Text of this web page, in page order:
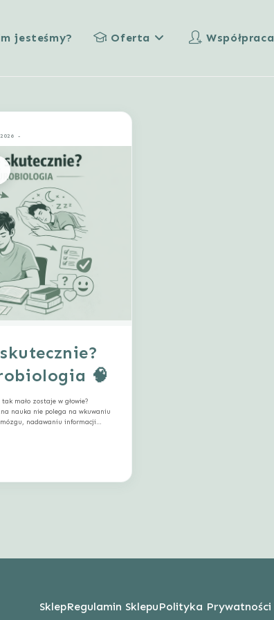
jesteśmy? Oferta Współpraca
🧠
mało zostaje w głowie?
nauka nie polega na wkuwaniu
nadawaniu informacji
SklepRegulamin SklepuPolityka Prywatności